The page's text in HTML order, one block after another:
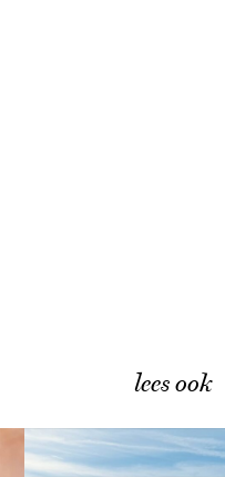
lees ook